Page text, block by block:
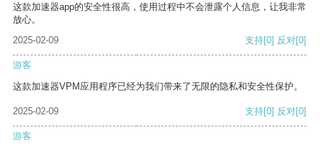
这款加速器app的安全性很高，使用过程中不会泄露个人信息，让我非常
放心。
2025-02-09
支持[0] 反对[0]
游客
这款加速器VPM应用程序已经为我们带来了无限的隐私和安全性保护。
2025-02-09 支持[0] 反对[0]
游客